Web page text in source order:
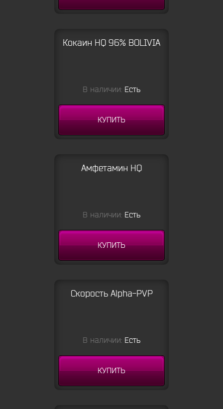
Кокаин HQ 96% BOLIVIA
В наличии: Есть
КУПИТЬ
Амфетамин HQ
В наличии: Есть
КУПИТЬ
Скорость Alpha-PVP
В наличии: Есть
КУПИТЬ